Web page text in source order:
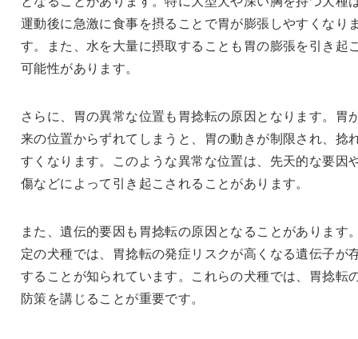
運動後に急激に食事を摂ることで胃が膨張しやすくなり
す。また、水を大量に摂取することも胃の膨張を引き起
可能性があります。
さらに、胃の異常な位置も胃捻転の原因となります。胃
来の位置からずれてしまうと、胃の動きが制限され、捻
すくなります。このような異常な位置は、先天的な要因
傷などによって引き起こされることがあります。
また、遺伝的要因も胃捻転の原因となることがあります
定の犬種では、胃捻転の発症リスクが高くなる遺伝子が
することが知られています。これらの犬種では、胃捻転
防策を講じることが重要です。